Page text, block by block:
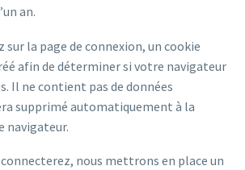
an.
sur la page de connexion, un cookie
afin de déterminer si votre navigateur
Il ne contient pas de données
supprimé automatiquement à la
navigateur.
connecterez, nous mettrons en place un